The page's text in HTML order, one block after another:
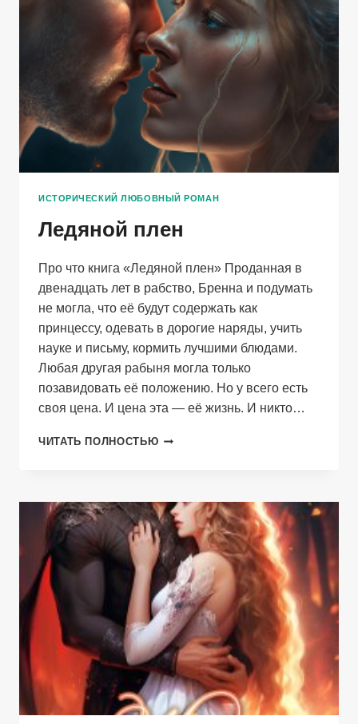
ИСТОРИЧЕСКИЙ ЛЮБОВНЫЙ РОМАН
Ледяной плен
Про что книга «Ледяной плен» Проданная в
двенадцать лет в рабство, Бренна и подумать
не могла, что её будут содержать как
принцессу, одевать в дорогие наряды, учить
науке и письму, кормить лучшими блюдами.
Любая другая рабыня могла только
позавидовать её положению. Но у всего есть
своя цена. И цена эта — её жизнь. И никто…
ЧИТАТЬ ПОЛНОСТЬЮ ЛЕДЯНОЙ